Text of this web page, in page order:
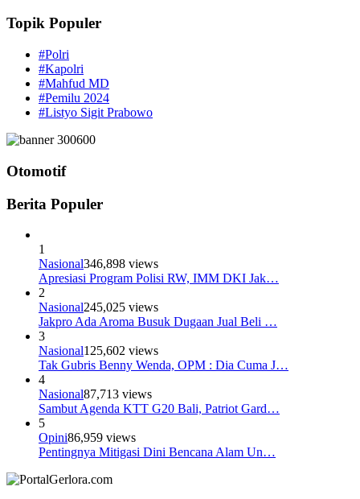
Topik Populer
#Polri
#Kapolri
#Mahfud MD
#Pemilu 2024
#Listyo Sigit Prabowo
Otomotif
Berita Populer
1
Nasional346,898 views
Apresiasi Program Polisi RW, IMM DKI Jak…
2
Nasional245,025 views
Jakpro Ada Aroma Busuk Dugaan Jual Beli …
3
Nasional125,602 views
Tak Gubris Benny Wenda, OPM : Dia Cuma J…
4
Nasional87,713 views
Sambut Agenda KTT G20 Bali, Patriot Gard…
5
Opini86,959 views
Pentingnya Mitigasi Dini Bencana Alam Un…